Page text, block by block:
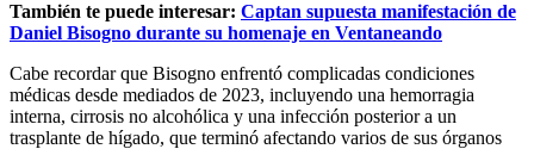
También te puede interesar: Captan supuesta manifestación de
Daniel Bisogno durante su homenaje en Ventaneando
Cabe recordar que Bisogno enfrentó complicadas condiciones
médicas desde mediados de 2023, incluyendo una hemorragia
interna, cirrosis no alcohólica y una infección posterior a un
trasplante de hígado, que terminó afectando varios de sus órganos